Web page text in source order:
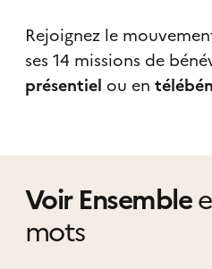
Rejoignez le
ses 14 missions de
présentiel ou en
Voir Ensemble
mots